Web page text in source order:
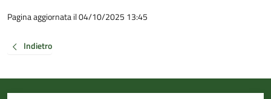
Pagina aggiornata il 04/10/2025 13:45
Indietro